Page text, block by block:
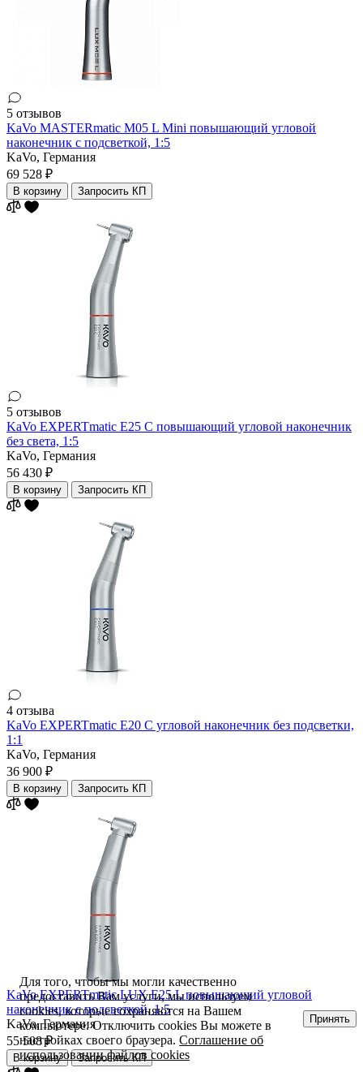
5 отзывов
KaVo MASTERmatic M05 L Mini повышающий угловой
наконечник с подсветкой, 1:5
KaVo, Германия
69 528 ₽
В корзину Запросить КП
5 отзывов
KaVo EXPERTmatic E25 С повышающий угловой наконечник
без света, 1:5
KaVo, Германия
56 430 ₽
В корзину Запросить КП
4 отзыва
KaVo EXPERTmatic E20 С угловой наконечник без подсветки,
1:1
KaVo, Германия
36 900 ₽
В корзину Запросить КП
KaVo EXPERTmatic LUX E25 L повышающий угловой
наконечник с подсветкой, 1:5
KaVo,Германия
55 508 ₽
В корзину Запросить КП
Для того, чтобы мы могли качественно
предоставить Вам услуги, мы используем
cookies, которые сохраняются на Вашем
компьютере. Отключить cookies Вы можете в
настройках своего браузера.Соглашение об
использовании файлов cookies
Принять